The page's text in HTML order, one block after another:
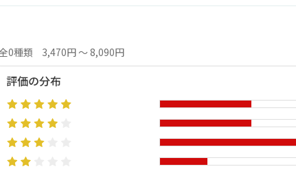
0種類 3,470円 ～ 8,090円
評価の分布